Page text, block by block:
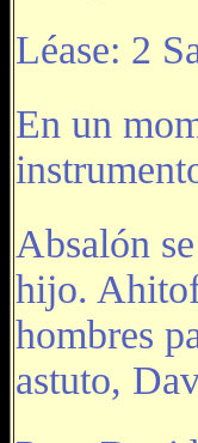
Léase: 2
En un
Absalón
hijo.
hombres
astuto,